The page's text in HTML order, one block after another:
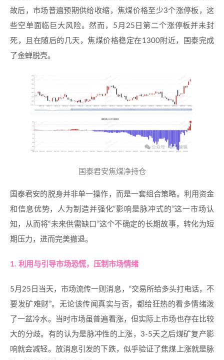
故后，市场普遍预期供给收缩，焦煤价格至少3个涨停板，这
些空单面临巨大风险。然而，5月25日第二个涨停板并未封
死，且在随后的几天，焦煤价格稳定在1300附近，国泰完成
了金蝉脱壳。
国泰君安焦煤净持仓
国泰君安的脱身并非单一操作，而是一套组合策略。利用资金
和信息优势，人为制造并强化“影响是脉冲式的”这一市场认
知，从而将“未来供需缺口”这个不确定的长期故事，转化为短
期压力，进而完美撤退。
1. 利用与引导市场恐慌，压制市场情绪
5月25日当天，市场流传一则消息，“交易所给多头打电话，不
要发矿难财”。无论该传闻真实与否，都给狂热的看多情绪泼
了一盆冷水。当时市场虽普遍看涨，但实际上市场也存在比较
大的分歧。有的认为是脉冲性的上涨，3-5天之后煤矿复产影
响就会减轻。放消息引发的下跌，似乎验证了焦煤上涨就是脉